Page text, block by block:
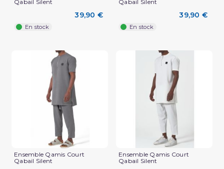
Qabail Silent
39,90 €
En stock
Qabail Silent
39,90 €
En stock
Ensemble Qamis Court
Qabail Silent
Ensemble Qamis Court
Qabail Silent